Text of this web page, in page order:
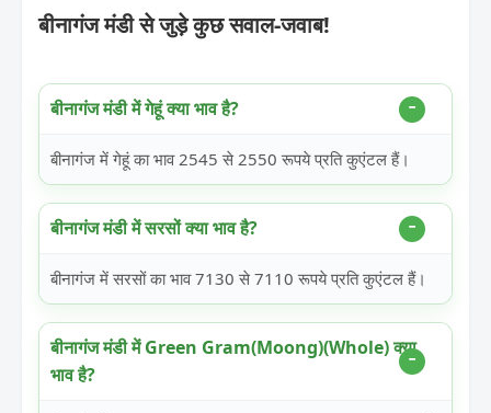
बीनागंज मंडी से जुड़े कुछ सवाल-जवाब!
बीनागंज मंडी में गेहूं क्या भाव है?
बीनागंज में गेहूं का भाव 2545 से 2550 रूपये प्रति कुएंटल हैं।
बीनागंज मंडी में सरसों क्या भाव है?
बीनागंज में सरसों का भाव 7130 से 7110 रूपये प्रति कुएंटल हैं।
बीनागंज मंडी में Green Gram(Moong)(Whole) क्या
भाव है?